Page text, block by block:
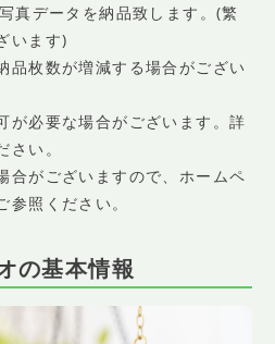
真データを納品致します。(繁
います)
品枚数が増減する場合がござい
が必要な場合がございます。詳
い。
合がございますので、ホームペ
照ください。
の基本情報